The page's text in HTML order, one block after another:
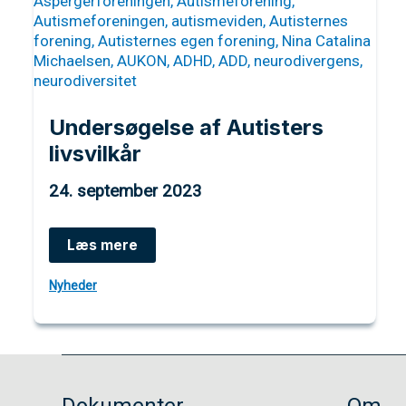
Undersøgelse af Autisters
livsvilkår
24. september 2023
Undersøgelse
af
Autisters
livsvilkår
Læs mere
Nyheder